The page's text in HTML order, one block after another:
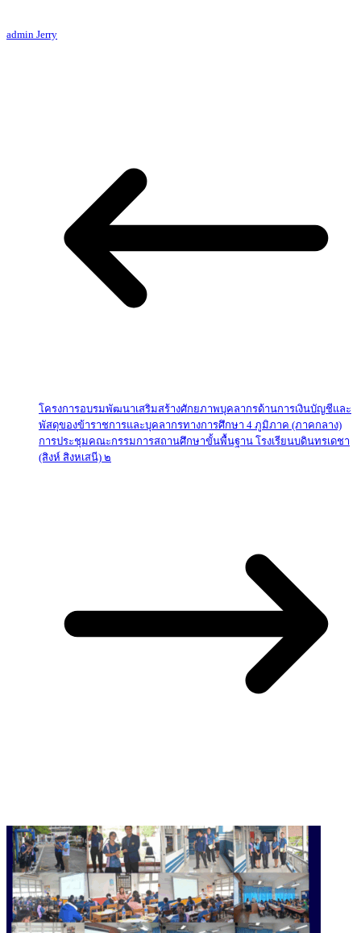
admin Jerry
โครงการอบรมพัฒนาเสริมสร้างศักยภาพบุคลากรด้านการเงินบัญชีและ
พัสดุของข้าราชการและบุคลากรทางการศึกษา 4 ภูมิภาค (ภาคกลาง)
การประชุมคณะกรรมการสถานศึกษาขั้นพื้นฐาน โรงเรียนบดินทรเดชา
(สิงห์ สิงหเสนี) ๒